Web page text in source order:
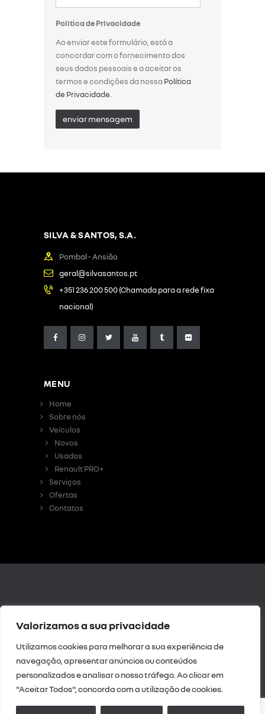
Valorizamos a sua privacidade
Utilizamos cookies para melhorar a sua experiência de
navegação, apresentar anúncios ou conteúdos
personalizados e analisar o nosso tráfego. Ao clicar em
"Aceitar Todos", concorda com a utilização de cookies.
Política de Privacidade
Ao enviar este formulário, está a
concordar com o fornecimento dos
seus dados pessoais e a aceitar os
termos e condições da nossa Política
de Privacidade
SILVA & SANTOS, S.A.
Pombal - Ansião
geral@silvasantos.pt
+351 236 200 500 (Chamada para a rede fixa
nacional)
MENU
Home
Sobre nós
Veículos
Novos
Usados
Renault PRO+
Serviços
Ofertas
Contatos
Reclamações Digital|
Resolução de Litígios
privacidade
Intermediação de
crédito| Política da
Qualidade